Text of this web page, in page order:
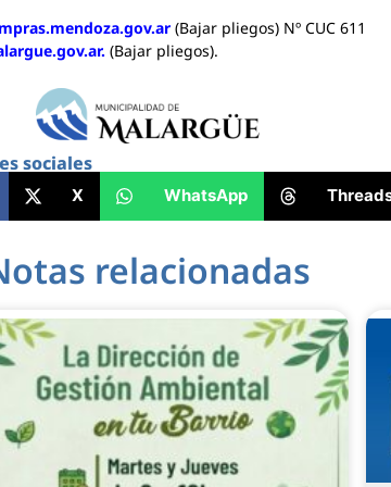
(Bajar pliegos) Nº CUC 611
(Bajar pliegos).
sociales
X WhatsApp
relacionadas